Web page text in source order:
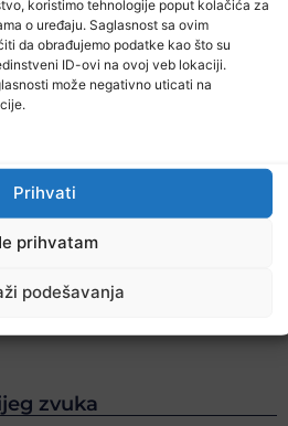
koristimo tehnologije poput kolačića za
o uređaju. Saglasnost sa ovim
da obrađujemo podatke kao što su
ID-ovi na ovoj veb lokaciji.
može negativno uticati na
Prihvati
prihvatam
podešavanja
zvuka